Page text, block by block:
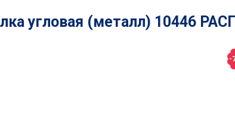
угловая (металл) 10446
-